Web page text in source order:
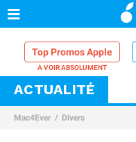
Top Promos Apple
VPN Mac
Comparatif iPhone
ACTUALITÉ
Mac4Ever Divers